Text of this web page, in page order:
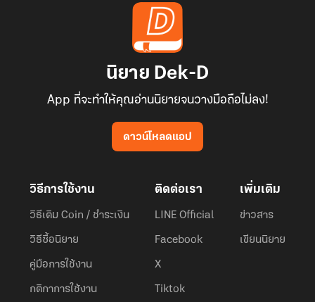
นิยาย Dek-D
App ที่จะทำให้คุณอ่านนิยายจนวางมือถือไม่ลง!
ดาวน์โหลดแอป
วิธีการใช้งาน
วิธีเติม Coin / ชำระเงิน
วิธีซื้อนิยาย
คู่มือการใช้งาน
กติกาการใช้งาน
ติดต่อเรา
LINE Official
Facebook
X
Tiktok
เพิ่มเติม
ข่าวสาร
เขียนนิยาย